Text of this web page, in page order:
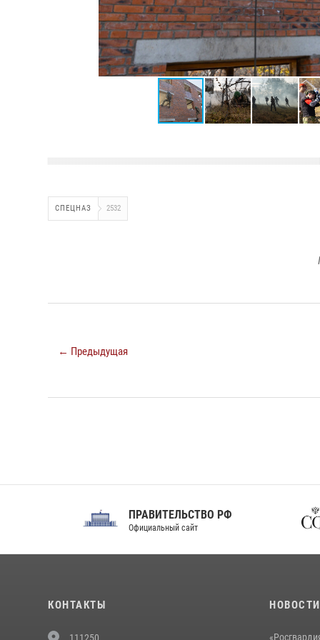
СПЕЦНАЗ 2532
← Предыдущая
ПРАВИТЕЛЬСТВО РФ
Официальный сайт
КОНТАКТЫ НОВОСТИ